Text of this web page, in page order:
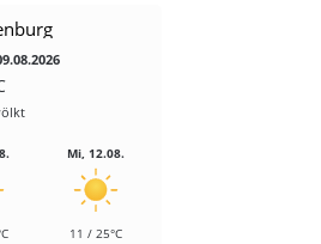
Mi, 12.08.
11 / 25°C